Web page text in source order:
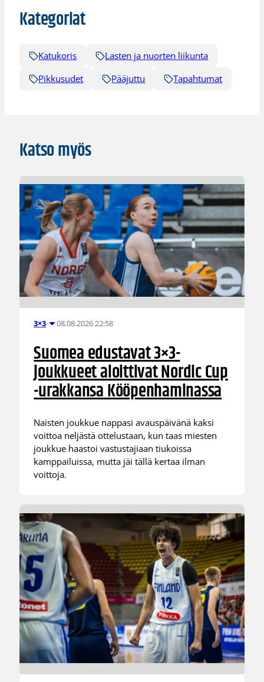
Kategoriat
Katukoris
Lasten ja nuorten liikunta
Pikkusudet
Pääjuttu Tapahtumat
Katso myös
3×3 08.08.2026 22:58
Suomea edustavat 3×3-
joukkueet aloittivat Nordic Cup
-urakkansa Kööpenhaminassa
Naisten joukkue nappasi avauspäivänä kaksi
voittoa neljästä ottelustaan, kun taas miesten
joukkue haastoi vastustajiaan tiukoissa
kamppailuissa, mutta jäi tällä kertaa ilman
voittoja.